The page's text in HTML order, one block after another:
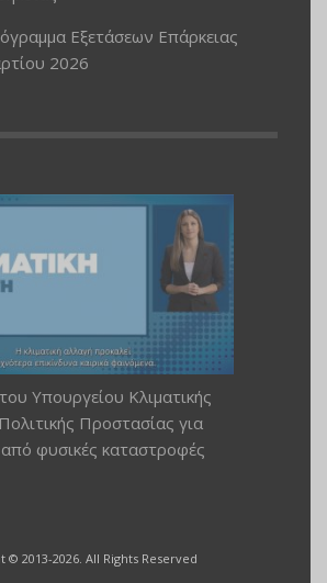
Εξετάσεων Επάρκειας
2026
Υπουργείου Κλιματικής
Προστασίας για
φυσικές καταστροφές
© 2013-2026. All Rights Reserved